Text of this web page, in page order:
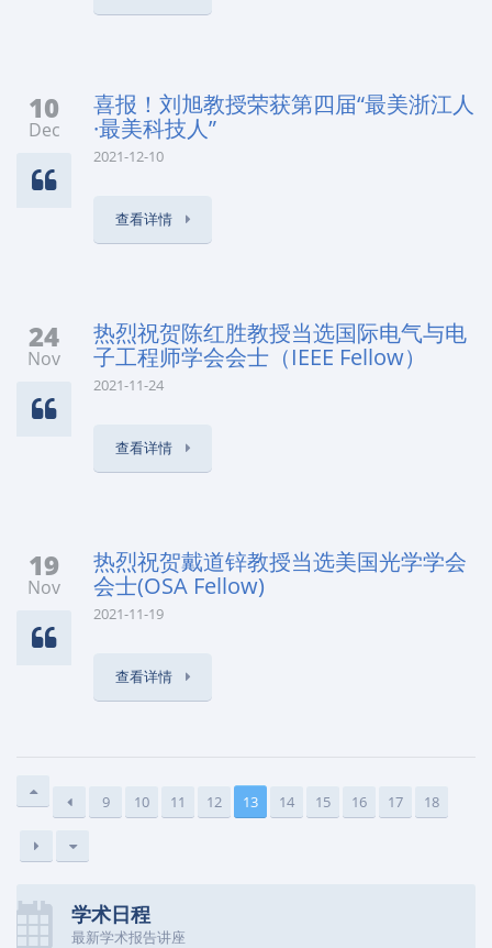
10
Dec
喜报！刘旭教授荣获第四届“最美浙江人
·最美科技人”
2021-12-10
查看详情
24
Nov
热烈祝贺陈红胜教授当选国际电气与电
子工程师学会会士（IEEE Fellow）
2021-11-24
查看详情
19
Nov
热烈祝贺戴道锌教授当选美国光学学会
会士(OSA Fellow)
2021-11-19
查看详情
9 10 11 12 13 14 15 16 17 18
学术日程
最新学术报告讲座